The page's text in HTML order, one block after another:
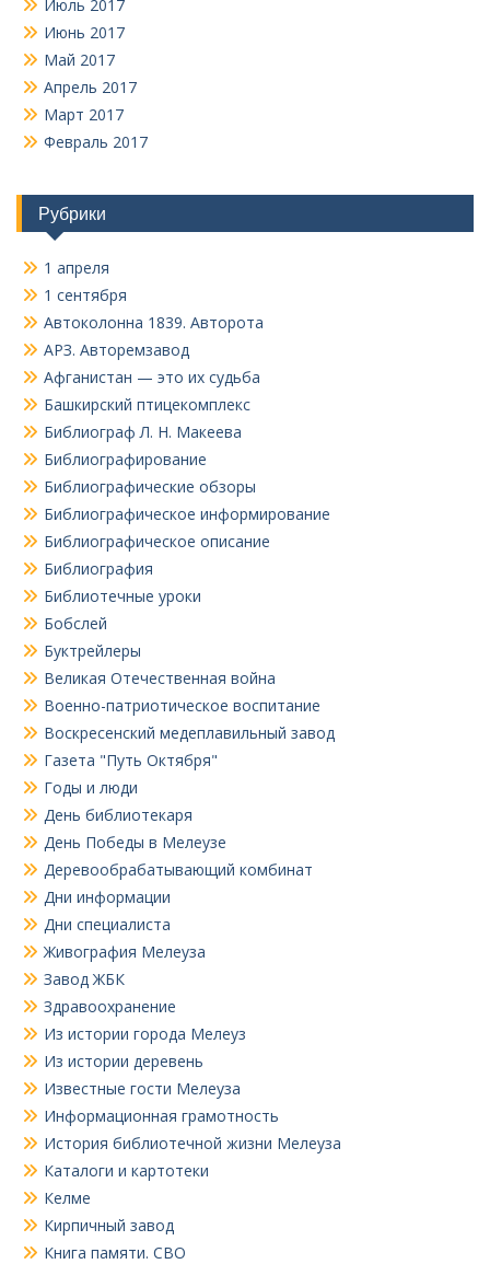
Июль 2017
Июнь 2017
Май 2017
Апрель 2017
Март 2017
Февраль 2017
Рубрики
1 апреля
1 сентября
Автоколонна 1839. Авторота
АРЗ. Авторемзавод
Афганистан — это их судьба
Башкирский птицекомплекс
Библиограф Л. Н. Макеева
Библиографирование
Библиографические обзоры
Библиографическое информирование
Библиографическое описание
Библиография
Библиотечные уроки
Бобслей
Буктрейлеры
Великая Отечественная война
Военно-патриотическое воспитание
Воскресенский медеплавильный завод
Газета "Путь Октября"
Годы и люди
День библиотекаря
День Победы в Мелеузе
Деревообрабатывающий комбинат
Дни информации
Дни специалиста
Живография Мелеуза
Завод ЖБК
Здравоохранение
Из истории города Мелеуз
Из истории деревень
Известные гости Мелеуза
Информационная грамотность
История библиотечной жизни Мелеуза
Каталоги и картотеки
Келме
Кирпичный завод
Книга памяти. СВО